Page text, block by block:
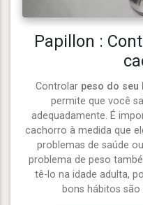
Papillon :
Controlar peso do seu
permite que você
adequadamente. É
cachorro à medida que
problemas de saúde
problema de peso
tê-lo na idade adulta,
bons hábitos